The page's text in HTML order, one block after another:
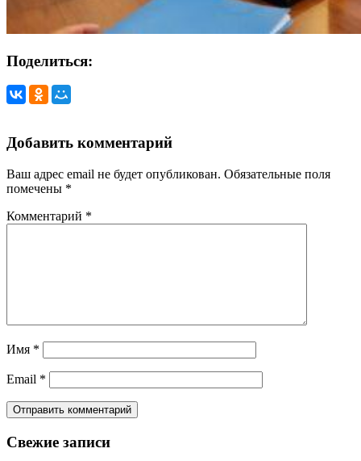
Поделиться:
Добавить комментарий
Ваш адрес email не будет опубликован. Обязательные поля
помечены *
Комментарий *
Имя *
Email *
Свежие записи